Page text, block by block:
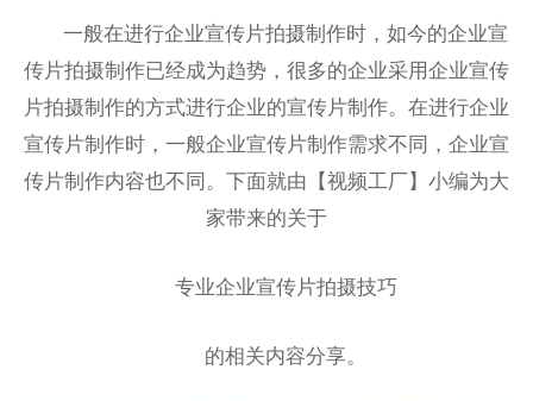
一般在进行企业宣传片拍摄制作时，如今的企业宣
传片拍摄制作已经成为趋势，很多的企业采用企业宣传
片拍摄制作的方式进行企业的宣传片制作。在进行企业
宣传片制作时，一般企业宣传片制作需求不同，企业宣
传片制作内容也不同。下面就由【视频工厂】小编为大
家带来的关于
专业企业宣传片拍摄技巧
的相关内容分享。